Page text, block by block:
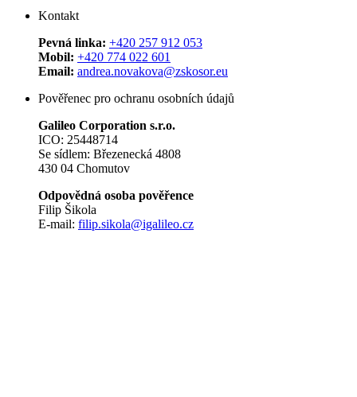
Kontakt
Pevná linka: +420 257 912 053
Mobil: +420 774 022 601
Email: andrea.novakova@zskosor.eu
Pověřenec pro ochranu osobních údajů
Galileo Corporation s.r.o.
ICO: 25448714
Se sídlem: Březenecká 4808
430 04 Chomutov
Odpovědná osoba pověřence
Filip Šikola
E-mail: filip.sikola@igalileo.cz